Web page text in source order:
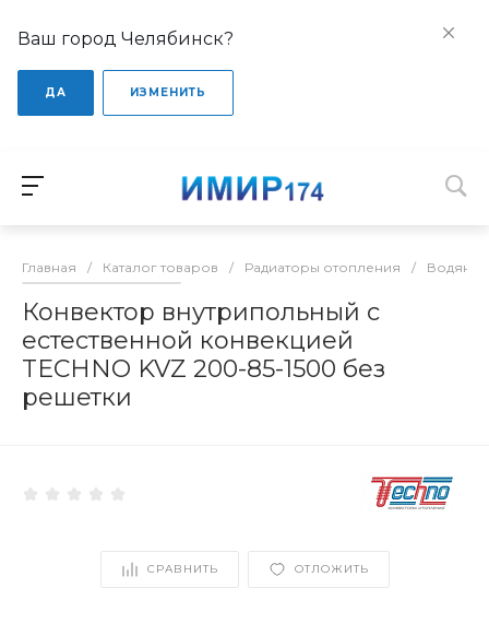
Ваш город Челябинск?
ДА ИЗМЕНИТЬ
Главная / Каталог товаров / Радиаторы отопления /
Конвектор внутрипольный с
естественной конвекцией
TECHNO KVZ 200-85-1500 без
решетки
СРАВНИТЬ ОТЛОЖИТЬ